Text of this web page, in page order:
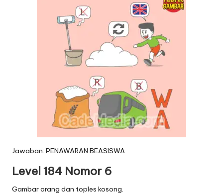
Jawaban: PENAWARAN BEASISWA
Level 184 Nomor 6
Gambar orang dan toples kosong.